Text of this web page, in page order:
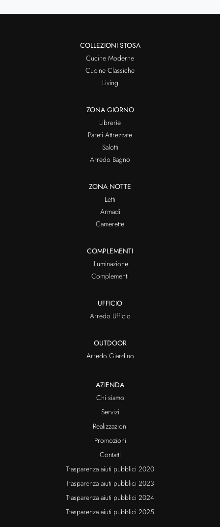
COLLEZIONI STOSA
Cucine Moderne
Cucine Classiche
Living
ZONA GIORNO
Librerie
Pareti Attrezzate
Salotti
Arredo Bagno
ZONA NOTTE
Letti
Armadi
Camerette
COMPLEMENTI
Illuminazione
Complementi
UFFICIO
Arredo Ufficio
OUTDOOR
Arredo Giardino
AZIENDA
Chi siamo
Servizi
Realizzazioni
Promozioni
Contatti
Trasparenza aiuti pubblici 2020
Trasparenza aiuti pubblici 2023
Trasparenza aiuti pubblici 2024
Trasparenza aiuti pubblici 2025